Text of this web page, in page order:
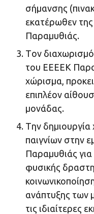
σήμανσης
εκατέρωθεν
Παραμυθιάς.
Tον
του ΕΕΕΕΚ
χώρισμα,
επιπλέον
μονάδας.
Tην
παιγνίων στην
Παραμυθιάς
φυσικής
ανάπτυξης των
τις ιδιαίτερες